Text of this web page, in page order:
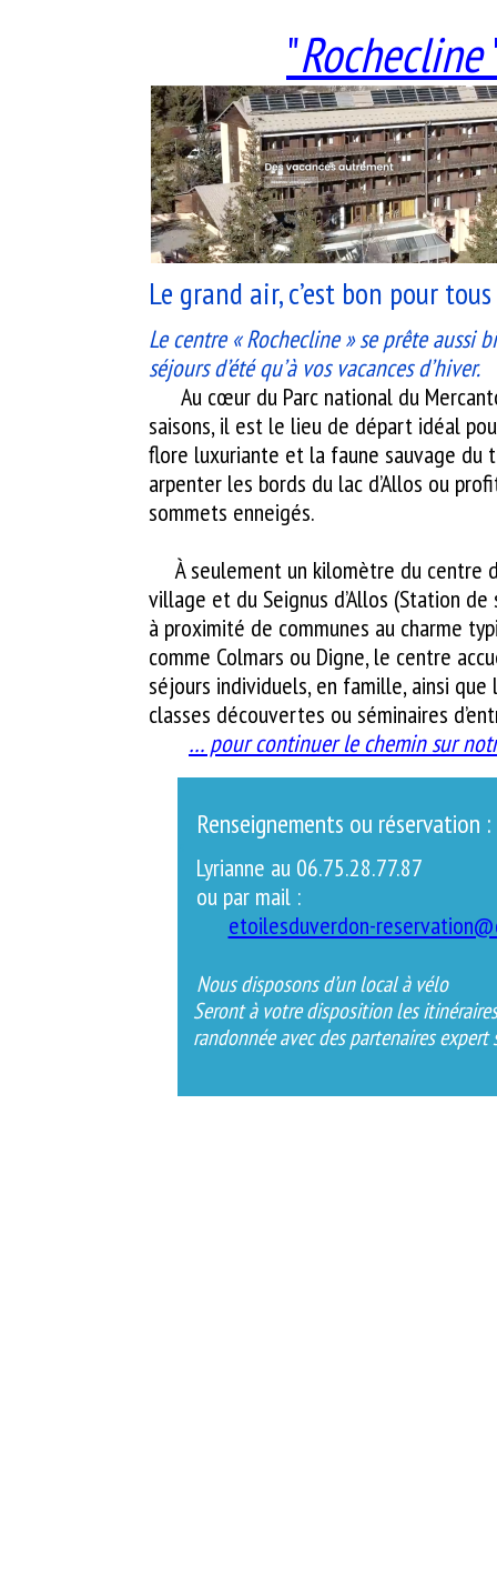
Renseignements ou réservation :
Lyrianne au 06.75.28.77.87
ou par mail :
etoilesduverdon-
Nous disposons d’un local à vélo
Seront à votre disposition les
randonnée avec des partenaires expert
"Rochecline
Le grand air, c’est bon pour
Le centre « Rochecline » se prête aussi
séjours d’été qu’à vos vacances d’hiver.
Au cœur du Parc national du
saisons, il est le lieu de départ idéal
flore luxuriante et la faune sauvage du
arpenter les bords du lac d’Allos ou
sommets enneigés.
À seulement un kilomètre du centre
village et du Seignus d’Allos (Station
à proximité de communes au charme
comme Colmars ou Digne, le centre
séjours individuels, en famille, ainsi que
classes découvertes ou séminaires
… pour continuer le chemin sur